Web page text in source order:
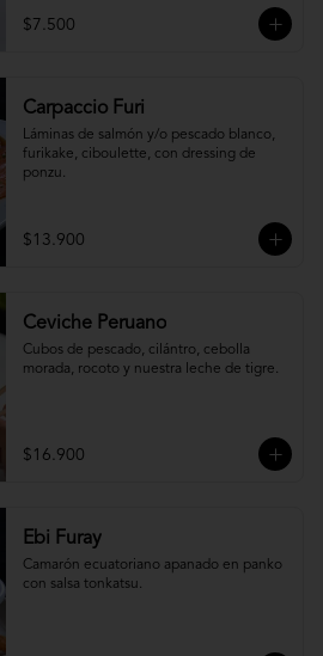
$7.500
Carpaccio Furi
Láminas de salmón y/o pescado blanco,
furikake, ciboulette, con dressing de
ponzu.
$13.900
Ceviche Peruano
Cubos de pescado, cilántro, cebolla
morada, rocoto y nuestra leche de tigre.
$16.900
Ebi Furay
Camarón ecuatoriano apanado en panko
con salsa tonkatsu.